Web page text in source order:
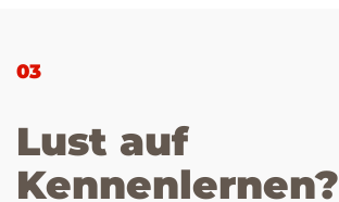
03
Lust auf
Kennenlernen?